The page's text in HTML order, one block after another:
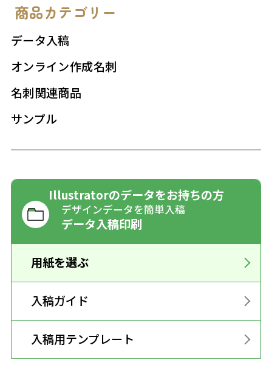
商品カテゴリー
データ入稿
オンライン作成名刺
名刺関連商品
サンプル
Illustratorのデータをお持ちの方
デザインデータを簡単入稿
データ入稿印刷
用紙を選ぶ
入稿ガイド
入稿用テンプレート